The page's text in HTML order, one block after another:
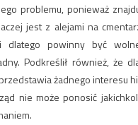
problemu, ponieważ
jest z alejami na
i dlatego powinny być
Podkreślił również, że
żadnego interesu
nie może ponosić